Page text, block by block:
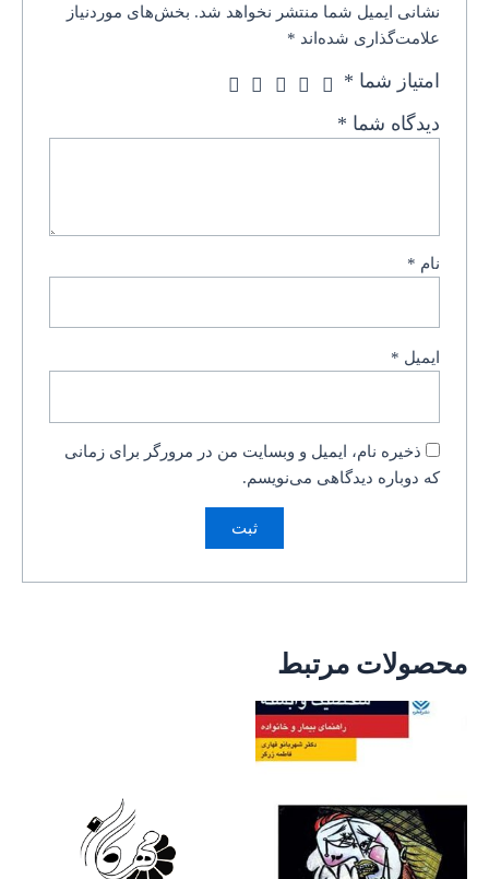
نشانی ایمیل شما منتشر نخواهد شد. بخش‌های موردنیاز
علامت‌گذاری شده‌اند *
امتیاز شما *
دیدگاه شما *
نام *
ایمیل *
ذخیره نام، ایمیل و وبسایت من در مرورگر برای زمانی
که دوباره دیدگاهی می‌نویسم.
محصولات مرتبط